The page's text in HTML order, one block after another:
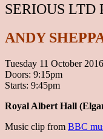
SERIOUS LTD
ANDY
Tuesday 11 October 2016
Doors: 9:15pm
Starts: 9:45pm
Royal Albert Hall
Music clip from BBC